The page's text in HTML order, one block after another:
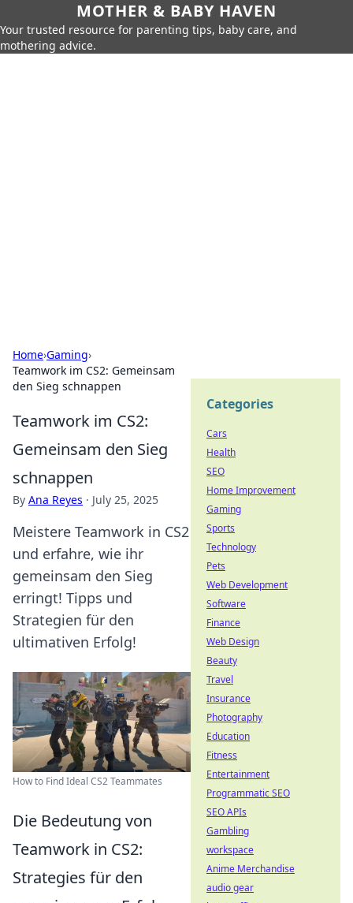
MOTHER & BABY HAVEN
Your trusted resource for parenting tips, baby care, and
mothering advice.
Home›Gaming›
Teamwork im CS2: Gemeinsam
den Sieg schnappen
Teamwork im CS2:
Gemeinsam den Sieg
schnappen
By Ana Reyes · July 25, 2025
Meistere Teamwork in CS2
und erfahre, wie ihr
gemeinsam den Sieg
erringt! Tipps und
Strategien für den
ultimativen Erfolg!
How to Find Ideal CS2 Teammates
Die Bedeutung von
Teamwork in CS2:
Strategies für den
Categories
Cars
Health
SEO
Home Improvement
Gaming
Sports
Technology
Pets
Web Development
Software
Finance
Web Design
Beauty
Travel
Insurance
Photography
Education
Fitness
Entertainment
Programmatic SEO
SEO APIs
Gambling
workspace
Anime Merchandise
audio gear